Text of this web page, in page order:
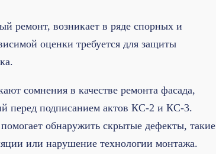
ремонт, возникает в ряде спорных и
оценки требуется для защиты
сомнения в качестве ремонта фасада,
перед подписанием актов КС-2 и КС-3.
обнаружить скрытые дефекты, такие
или нарушение технологии монтажа.